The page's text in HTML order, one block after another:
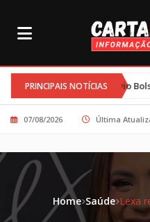
PRINCIPAIS NOTÍCIAS
e Flávio Bolsonaro é
07/08/2026 Última
Home Saúde